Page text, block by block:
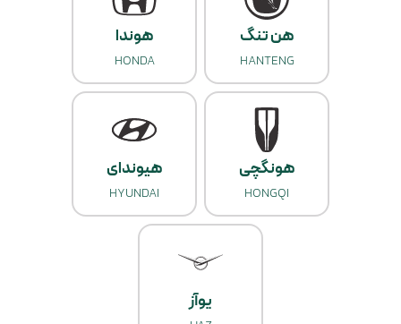
هن تنگ
HANTENG
هوندا
HONDA
هونگچی
HONGQI
هیوندای
HYUNDAI
یوآز